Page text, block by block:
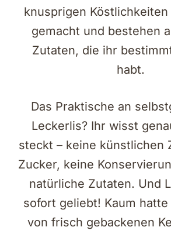
knusprigen
gemacht und bestehen
Zutaten, die ihr
habt.
Das Praktische an
Leckerlis? Ihr wisst
steckt – keine künstlichen
Zucker, keine
natürliche Zutaten. Und
sofort geliebt! Kaum
von frisch gebackenen